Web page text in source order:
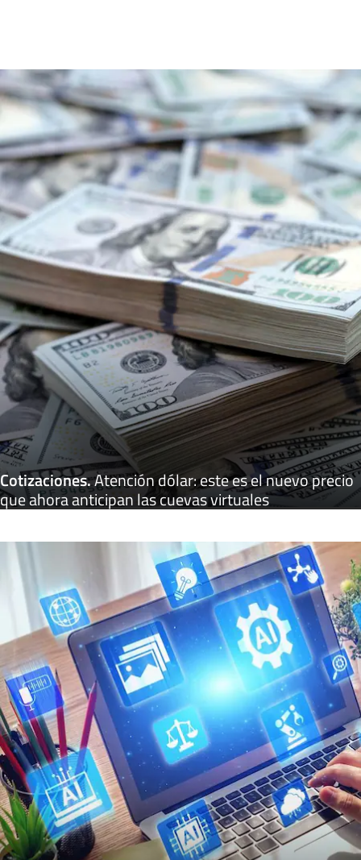
Cotizaciones.Atención dólar: este es el nuevo precio
que ahora anticipan las cuevas virtuales